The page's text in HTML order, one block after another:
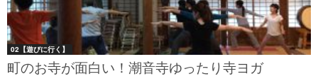
02【遊びに行く】
町のお寺が面白い！潮音寺ゆったり寺ヨガ